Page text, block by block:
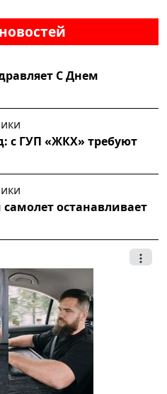
С Днем
с ГУП «ЖКХ» требуют
останавливает